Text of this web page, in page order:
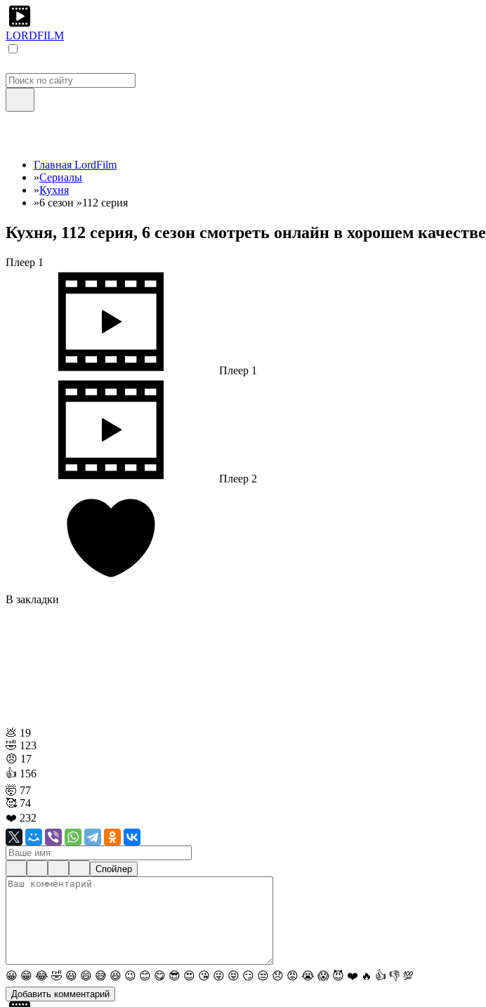
LORDFILM
Главная LordFilm
»Сериалы
»Кухня
»6 сезон »112 серия
Кухня, 112 серия, 6 сезон смотреть онлайн в хорошем качестве
Плеер 1
Плеер 1
Плеер 2
В закладки
💩 19
🤣 123
😠 17
👍 156
🤯 77
🥰 74
❤️ 232
Спойлер
😀 😁 😂 🤣 😃 😄 😅 😆 😉 😊 😋 😎 😍 😘 😜 😝 😏 😒 😞 😡 😭 😱 😈 ❤️ 🔥 👍 👎 💯